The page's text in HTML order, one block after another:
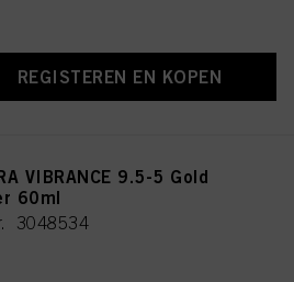
REGISTEREN EN KOPEN
VIBRANCE 9.5-5 Gold
60ml
3048534